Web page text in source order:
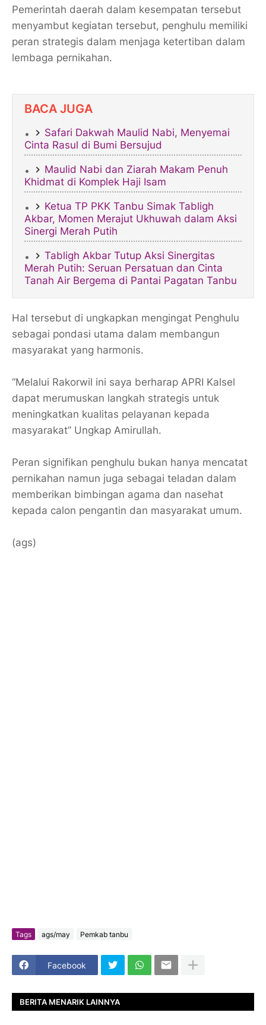
Pemerintah daerah dalam kesempatan tersebut
menyambut kegiatan tersebut, penghulu memiliki
peran strategis dalam menjaga ketertiban dalam
lembaga pernikahan.
BACA JUGA
Safari Dakwah Maulid Nabi, Menyemai
Cinta Rasul di Bumi Bersujud
Maulid Nabi dan Ziarah Makam Penuh
Khidmat di Komplek Haji Isam
Ketua TP PKK Tanbu Simak Tabligh
Akbar, Momen Merajut Ukhuwah dalam Aksi
Sinergi Merah Putih
Tabligh Akbar Tutup Aksi Sinergitas
Merah Putih: Seruan Persatuan dan Cinta
Tanah Air Bergema di Pantai Pagatan Tanbu
Hal tersebut di ungkapkan mengingat Penghulu
sebagai pondasi utama dalam membangun
masyarakat yang harmonis.
“Melalui Rakorwil ini saya berharap APRI Kalsel
dapat merumuskan langkah strategis untuk
meningkatkan kualitas pelayanan kepada
masyarakat” Ungkap Amirullah.
Peran signifikan penghulu bukan hanya mencatat
pernikahan namun juga sebagai teladan dalam
memberikan bimbingan agama dan nasehat
kepada calon pengantin dan masyarakat umum.
(ags)
Tags ags/may Pemkab tanbu
Facebook
BERITA MENARIK LAINNYA